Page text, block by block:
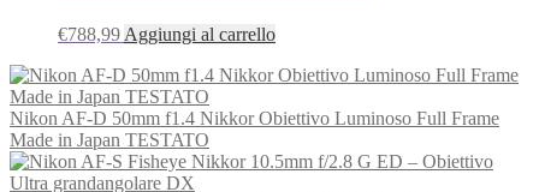
€788,99 Aggiungi al carrello
Nikon AF-D 50mm f1.4 Nikkor Obiettivo Luminoso Full Frame
Made in Japan TESTATO